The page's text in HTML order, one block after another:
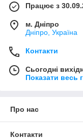
Працює з
м. Дніпро
Дніпро, Україна
Контакти
Сьогодні
Показати весь
Про нас
Контакти